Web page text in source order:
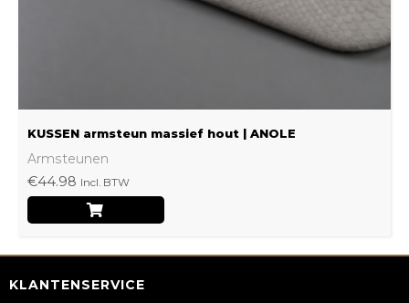
KUSSEN armsteun massief hout | ANOLE
Armsteunen
€44.98 Incl. BTW
KLANTENSERVICE